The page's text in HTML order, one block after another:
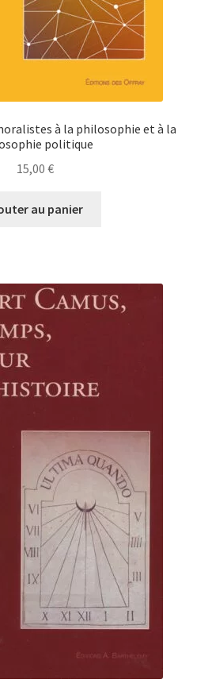
à la philosophie et à la
politique
15,00 €
au panier